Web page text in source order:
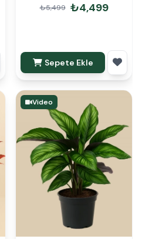
₺5,499 ₺4,499
Sepete Ekle
Video